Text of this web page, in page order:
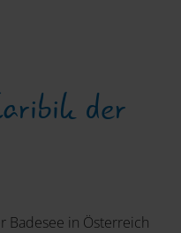
der
Badesee in Österreich